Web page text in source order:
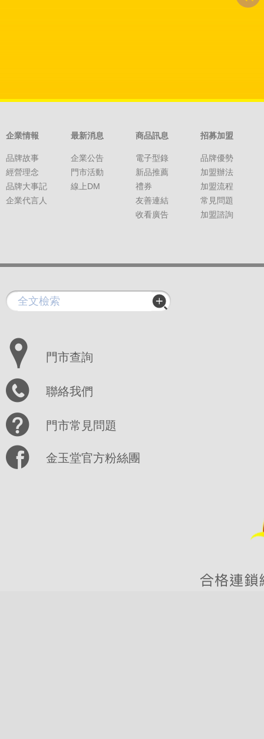
企業情報
品牌故事
經營理念
品牌大事記
企業代言人
最新消息
企業公告
門市活動
線上DM
商品訊息
電子型錄
新品推薦
禮券
友善連結
收看廣告
招募加盟
品牌優勢
加盟辦法
加盟流程
常見問題
加盟諮詢
門市查詢
聯絡我們
門市常見問題
金玉堂官方粉絲團